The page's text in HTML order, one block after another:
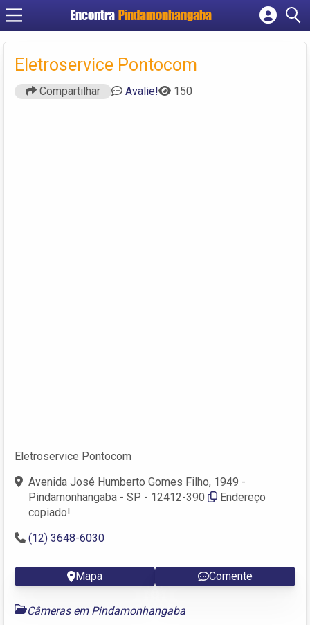
Encontra Pindamonhangaba
Cadastrar empresa
Criar conta
Eletroservice Pontocom
Compartilhar Avalie! 150
Eletroservice Pontocom
Avenida José Humberto Gomes Filho, 1949 -
Pindamonhangaba - SP - 12412-390
Endereço
copiado!
(12) 3648-6030
Mapa Comente
Câmeras em Pindamonhangaba